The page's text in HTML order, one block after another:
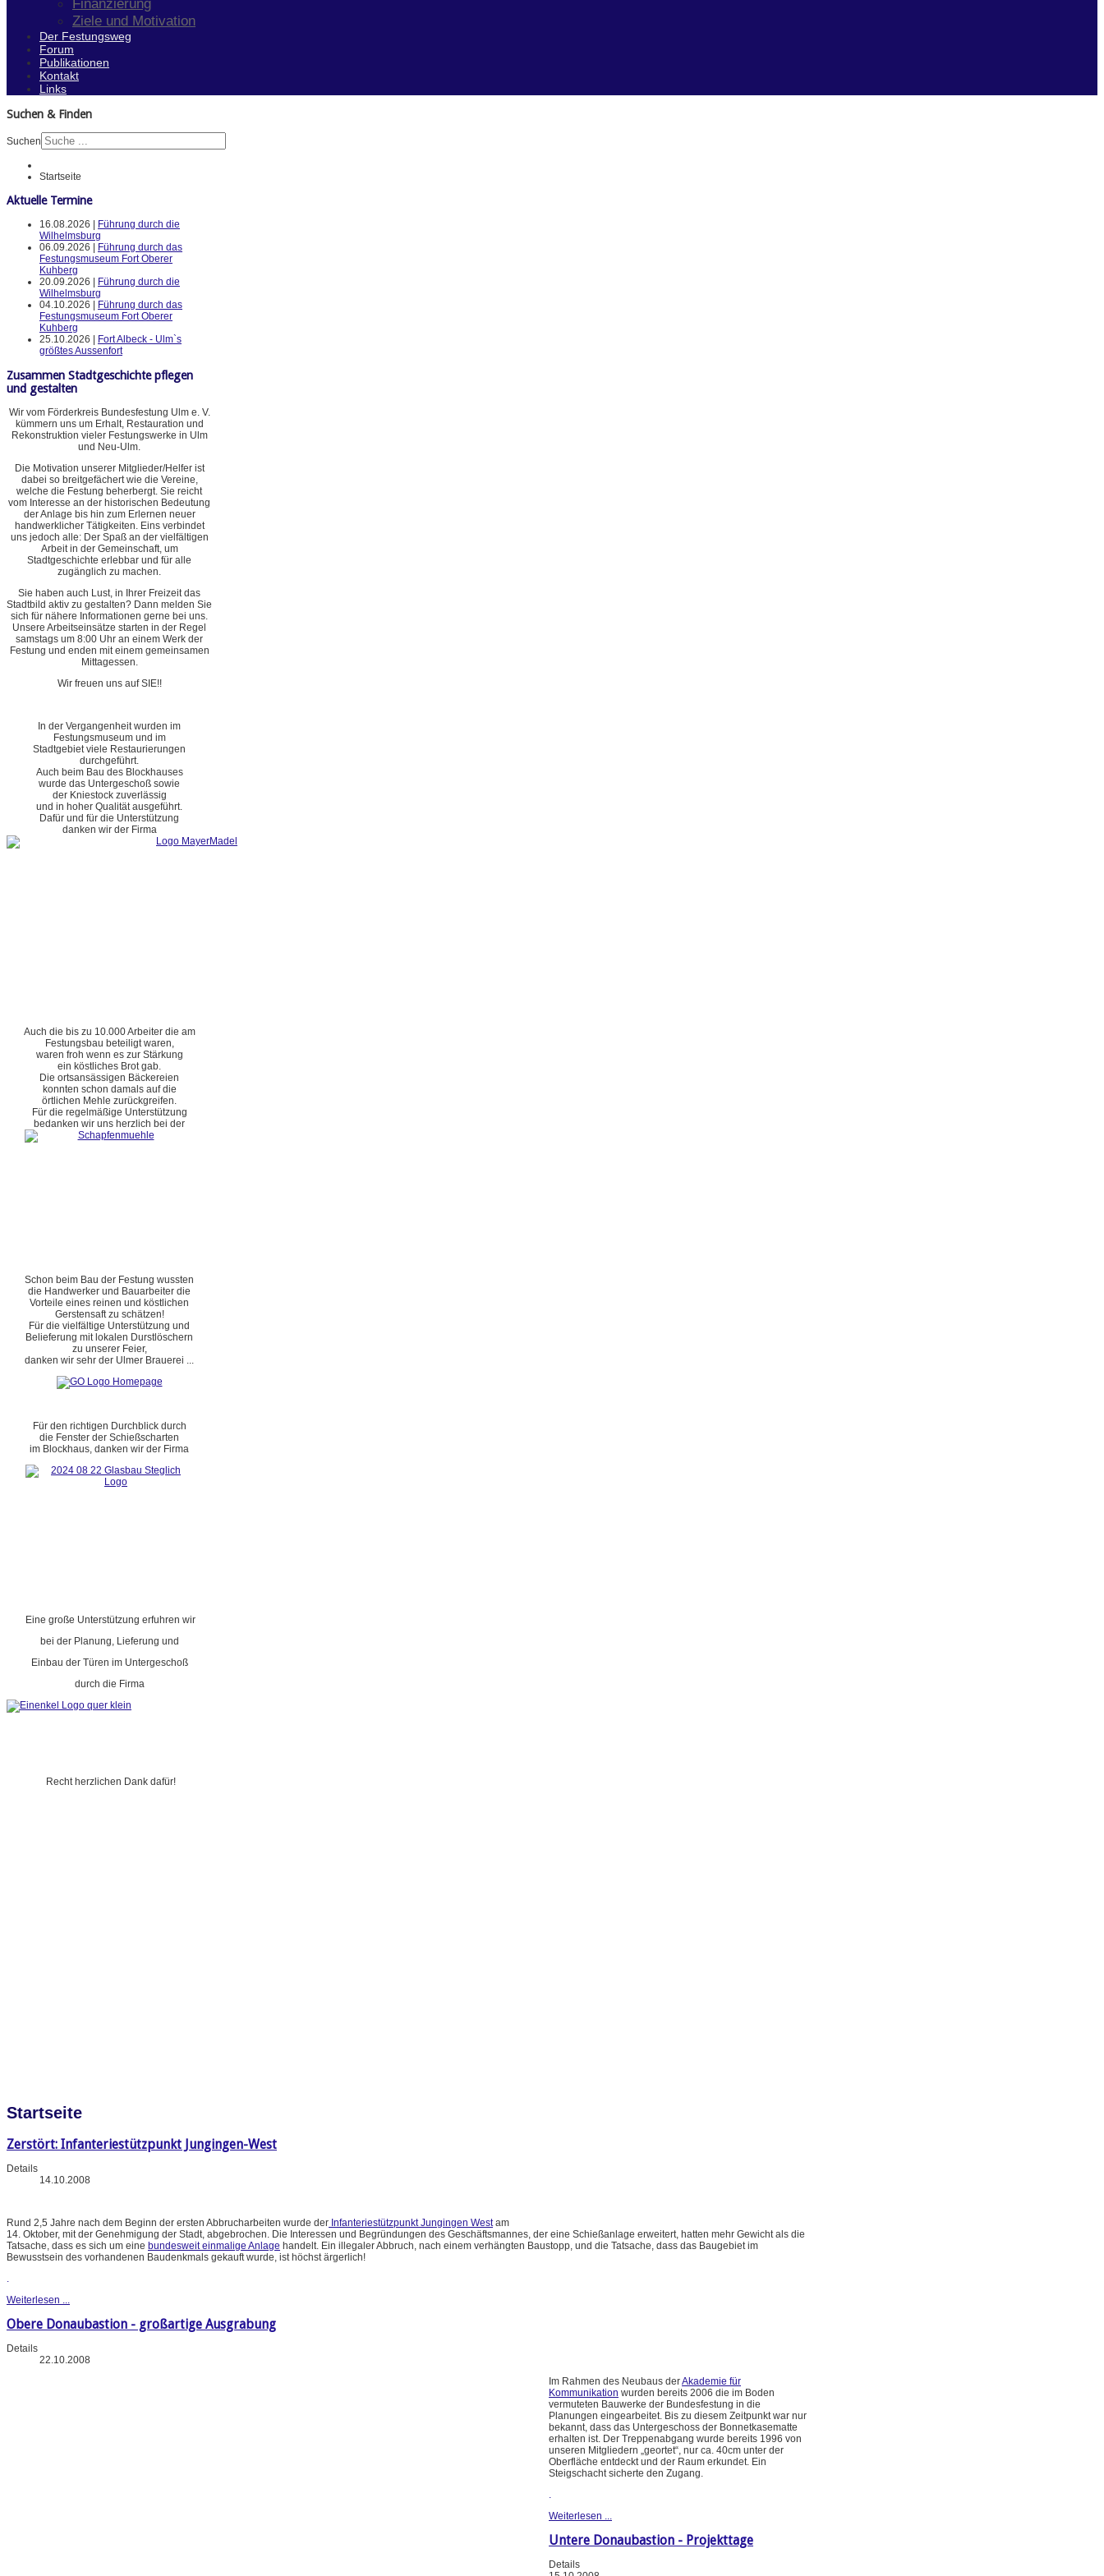
Finanzierung
Ziele und Motivation
Der Festungsweg
Forum
Publikationen
Kontakt
Links
Suchen & Finden
Suchen
Startseite
Aktuelle Termine
16.08.2026 |
Führung durch die
Wilhelmsburg
06.09.2026 |
Führung durch das
Festungsmuseum Fort Oberer
Kuhberg
20.09.2026 |
Führung durch die
Wilhelmsburg
04.10.2026 |
Führung durch das
Festungsmuseum Fort Oberer
Kuhberg
25.10.2026 |
Fort Albeck - Ulm`s
größtes Aussenfort
Zusammen Stadtgeschichte pflegen
und gestalten
Wir vom Förderkreis Bundesfestung Ulm e. V.
kümmern uns um Erhalt, Restauration und
Rekonstruktion vieler Festungswerke in Ulm
und Neu-Ulm.
Die Motivation unserer Mitglieder/Helfer ist
dabei so breitgefächert wie die Vereine,
welche die Festung beherbergt. Sie reicht
vom Interesse an der historischen Bedeutung
der Anlage bis hin zum Erlernen neuer
handwerklicher Tätigkeiten. Eins verbindet
uns jedoch alle: Der Spaß an der vielfältigen
Arbeit in der Gemeinschaft, um
Stadtgeschichte erlebbar und für alle
zugänglich zu machen.
Sie haben auch Lust, in Ihrer Freizeit das
Stadtbild aktiv zu gestalten? Dann melden Sie
sich für nähere Informationen gerne bei uns.
Unsere Arbeitseinsätze starten in der Regel
samstags um 8:00 Uhr an einem Werk der
Festung und enden mit einem gemeinsamen
Mittagessen.
Wir freuen uns auf SIE!!
In der Vergangenheit wurden im
Festungsmuseum und im
Stadtgebiet viele Restaurierungen
durchgeführt.
Auch beim Bau des Blockhauses
wurde das Untergeschoß sowie
der Kniestock zuverlässig
und in hoher Qualität ausgeführt.
Dafür und für die Unterstützung
danken wir der Firma
Auch die bis zu 10.000 Arbeiter die am
Festungsbau beteiligt waren,
waren froh wenn es zur Stärkung
ein köstliches Brot gab.
Die ortsansässigen Bäckereien
konnten schon damals auf die
örtlichen Mehle zurückgreifen.
Für die regelmäßige Unterstützung
bedanken wir uns herzlich bei der
Schon beim Bau der Festung wussten
die Handwerker und Bauarbeiter die
Vorteile eines reinen und köstlichen
Gerstensaft zu schätzen!
Für die vielfältige Unterstützung und
Belieferung mit lokalen Durstlöschern
zu unserer Feier,
danken wir sehr der Ulmer Brauerei ...
Für den richtigen Durchblick durch
die Fenster der Schießscharten
im Blockhaus, danken wir der Firma
Eine große Unterstützung erfuhren wir
bei der Planung, Lieferung und
Einbau der Türen im Untergeschoß
durch die Firma
Recht herzlichen Dank dafür!
Startseite
Zerstört: Infanteriestützpunkt Jungingen-West
Details
14.10.2008
Rund 2,5 Jahre nach dem Beginn der ersten Abbrucharbeiten wurde der Infanteriestützpunkt Jungingen Westam
14. Oktober, mit der Genehmigung der Stadt, abgebrochen. Die Interessen und Begründungen des Geschäftsmannes, der eine Schießanlage erweitert, hatten mehr Gewicht als die
Tatsache, dass es sich um eine bundesweit einmalige Anlage handelt. Ein illegaler Abbruch, nach einem verhängten Baustopp, und die Tatsache, dass das Baugebiet im
Bewusstsein des vorhandenen Baudenkmals gekauft wurde, ist höchst ärgerlich!
.
Weiterlesen ...
Obere Donaubastion - großartige Ausgrabung
Details
22.10.2008
Im Rahmen des Neubaus derAkademie für
Kommunikation wurden bereits 2006 die im Boden
vermuteten Bauwerke der Bundesfestung in die
Planungen eingearbeitet. Bis zu diesem Zeitpunkt war nur
bekannt, dass das Untergeschoss der Bonnetkasematte
erhalten ist. Der Treppenabgang wurde bereits 1996 von
unseren Mitgliedern „geortet“, nur ca. 40cm unter der
Oberfläche entdeckt und der Raum erkundet. Ein
Steigschacht sicherte den Zugang.
Weiterlesen ...
Untere Donaubastion - Projekttage
Details